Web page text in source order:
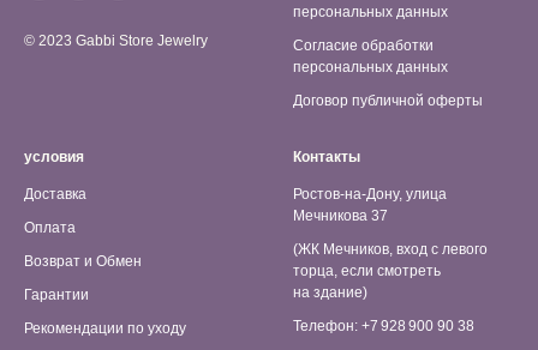
© 2023 Gabbi Store Jewelry
персональных данных
Согласие обработки
персональных данных
Договор публичной оферты
условия
Доставка
Оплата
Возврат и Обмен
Гарантии
Рекомендации по уходу
Контакты
Ростов-на-Дону, улица
Мечникова 37
(ЖК Мечников, вход с левого
торца, если смотреть
на здание)
Телефон: +7 928 900 90 38